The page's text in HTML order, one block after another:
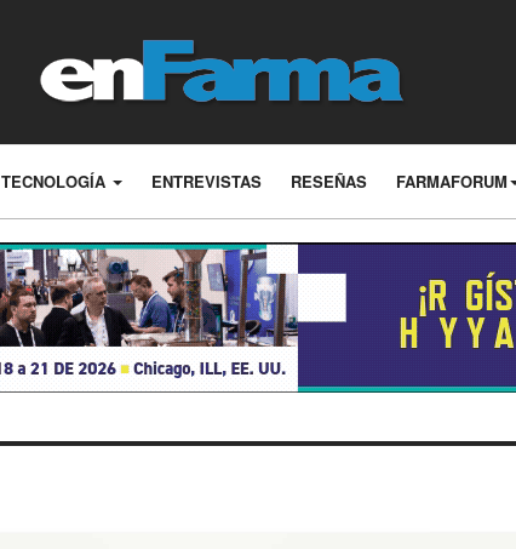
TECNOLOGÍA ENTREVISTAS RESEÑAS FARMAFORUM